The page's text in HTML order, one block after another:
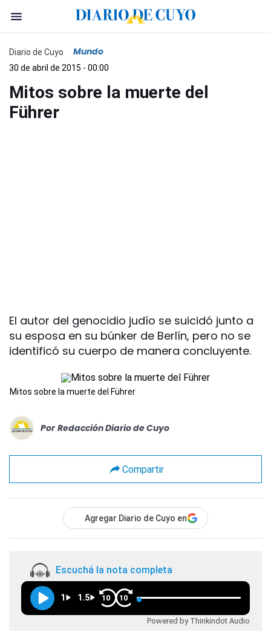
Diario de Cuyo Mundo
30 de abril de 2015 - 00:00
Mitos sobre la muerte del
Führer
El autor del genocidio judío se suicidó junto a
su esposa en su búnker de Berlín, pero no se
identificó su cuerpo de manera concluyente.
Mitos sobre la muerte del Führer
Por Redacción Diario de Cuyo
Compartir
Agregar Diario de Cuyo en
Escuchá la nota completa
1 1.5 10 10
Powered by Thinkindot Audio